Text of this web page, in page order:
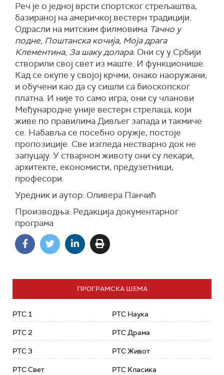
Реч је о једној врсти спортског стрељаштва,
базираној на америчкој вестерн традицији.
Одрасли на митским филмовима Тачно у
подне, Поштанска кочија, Моја драга
Клементина, За шаку долара. Они су у Србији
створили свој свет из маште. И функционише.
Кад се окупе у својој крчми, онако наоружани,
и обучени као да су сишли са биоскопског
платна. И није то само игра, они су чланови
Међународне уније вестерн стрелаца, који
живе по правилима Дивљег запада и такмиче
се. Набавља се посебно оружје, постоје
пропозиције. Све изгледа нестварно док не
запуцају. У стварном животу они су лекари,
архитекте, економисти, предузетници,
професори.
Уредник и аутор: Оливера Панчић
Производња: Редакција документарног
програма
ПРОГРАМСКА ШЕМА
РТС 1
РТС 2
РТС 3
РТС Свет
РТС Наука
РТС Драма
РТС Живот
РТС Класика